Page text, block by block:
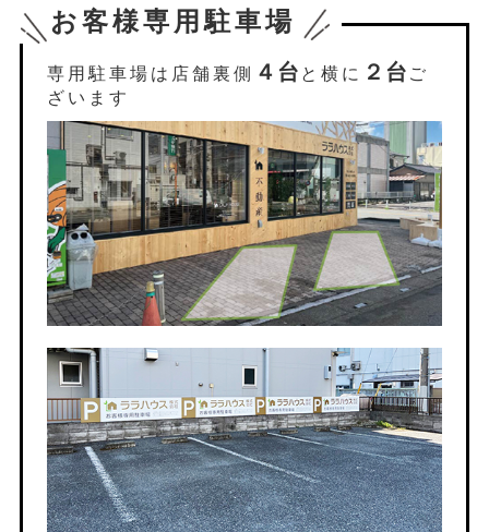
お客様専用駐車場
専用駐車場は店舗裏側 ４台 と横に ２台 ご
ざいます